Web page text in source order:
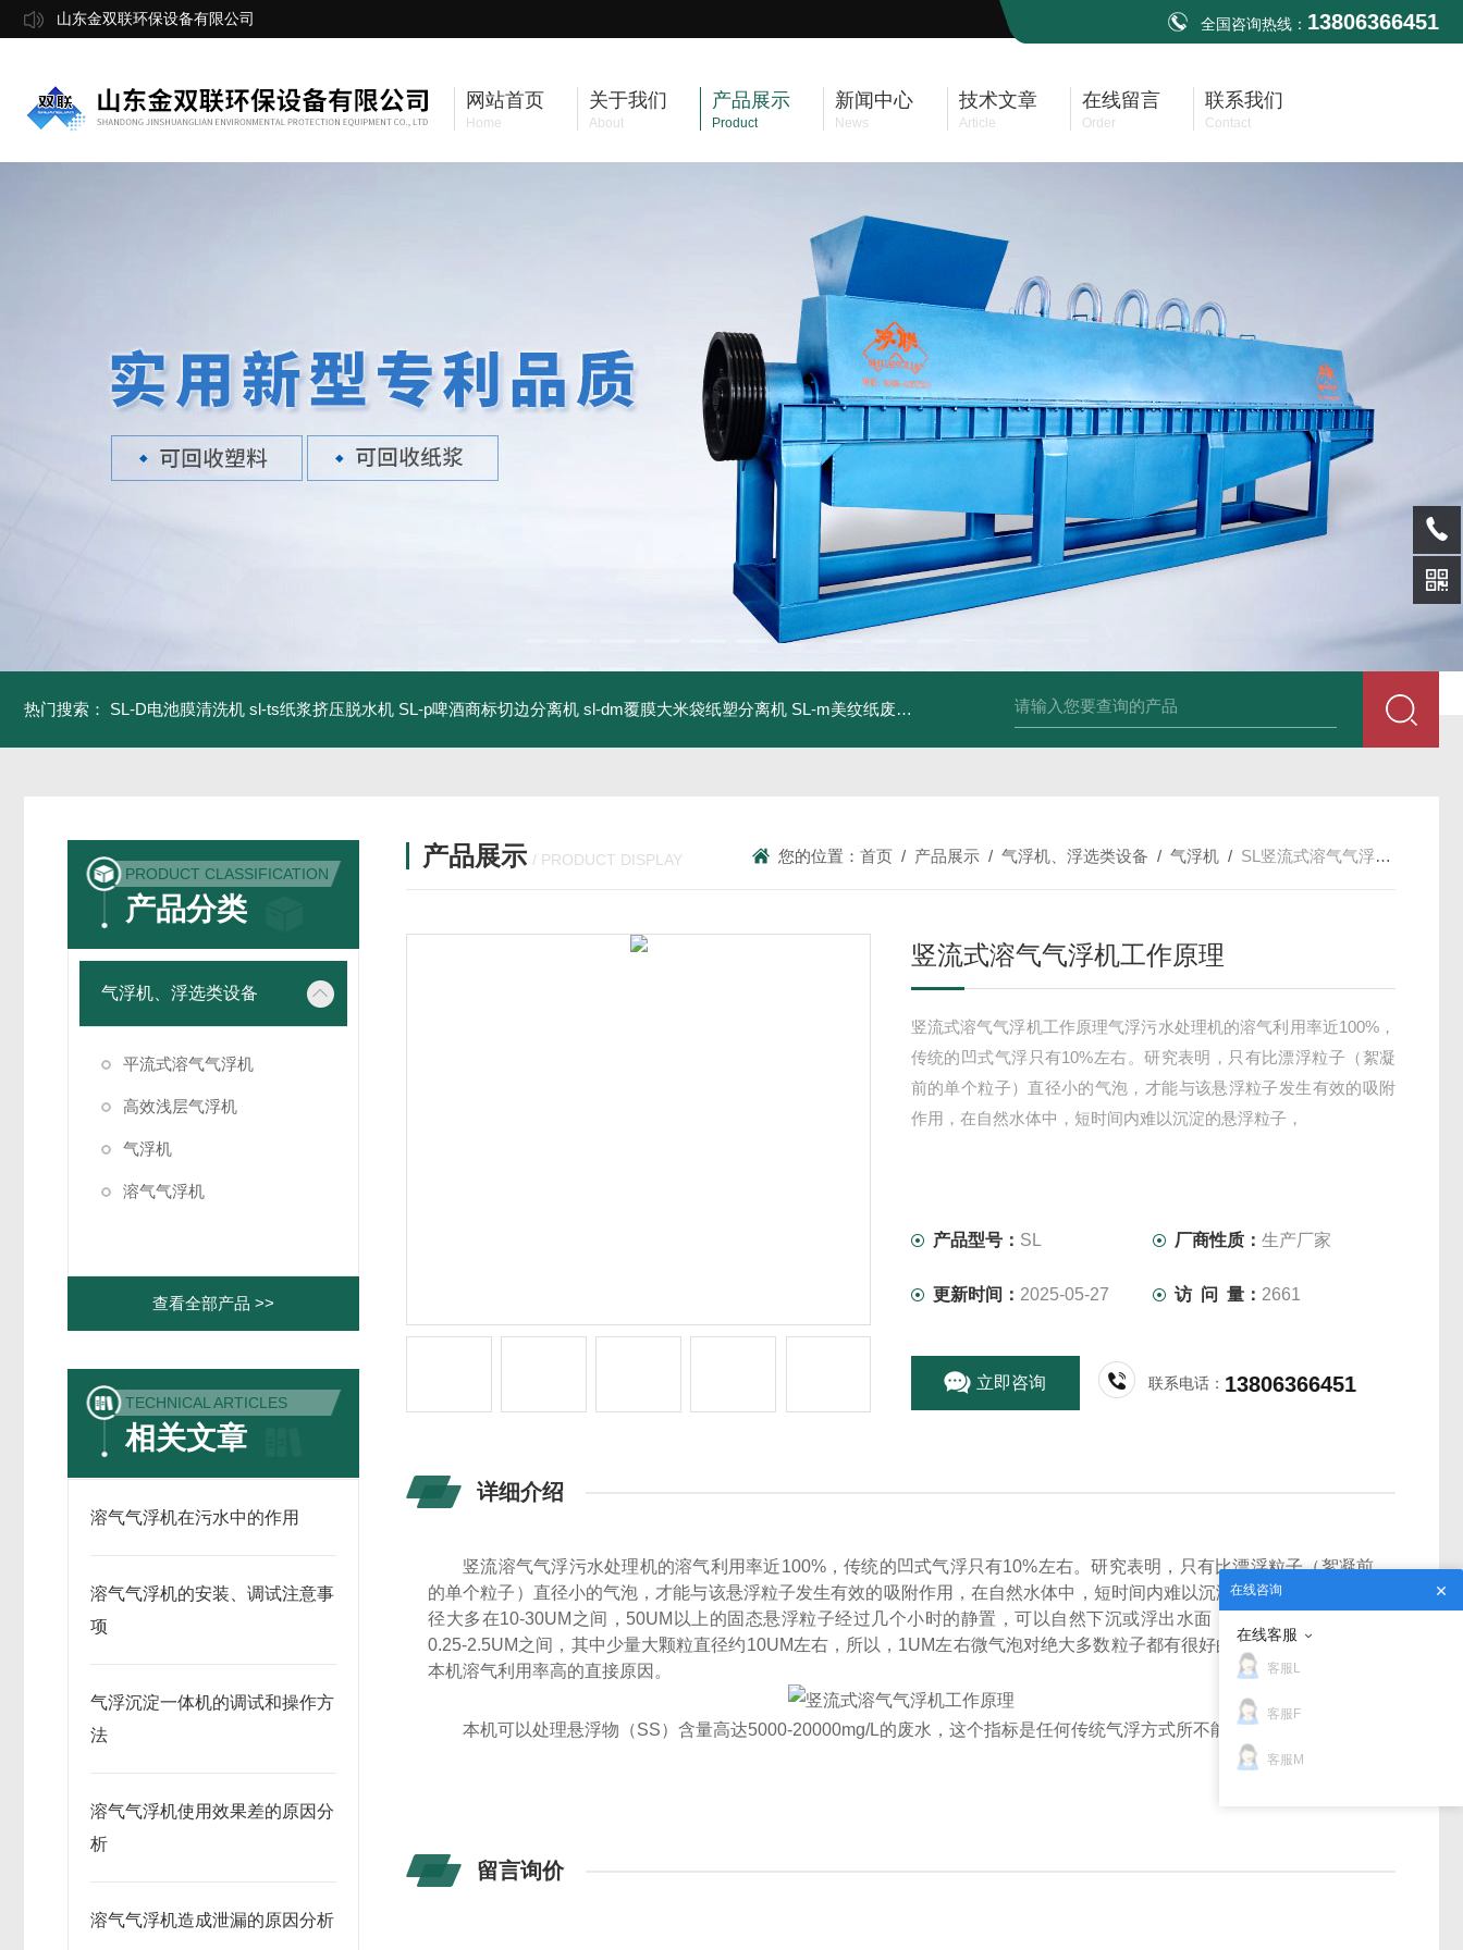
山东金双联环保设备有限公司 全国咨询热线： 13806366451
网站首页
Home
关于我们
About
产品展示
Product
新闻中心
News
技术文章
Article
在线留言
Order
联系我们
Contact
热门搜索： SL-D电池膜清洗机 sl-ts纸浆挤压脱水机 SL-p啤酒商标切边分离机 sl-dm覆膜大米袋纸塑分离机 SL-m美纹纸废料碎浆机 SL-p泡面盖纸塑分离机 sl-d镀铝膜分离清洗机 SL-wl转鼓式纸浆浓缩
PRODUCT CLASSIFICATION
产品分类
气浮机、浮选类设备
平流式溶气气浮机
高效浅层气浮机
气浮机
溶气气浮机
查看全部产品 >>
TECHNICAL ARTICLES
相关文章
溶气气浮机在污水中的作用
溶气气浮机的安装、调试注意事
项
气浮沉淀一体机的调试和操作方
法
溶气气浮机使用效果差的原因分
析
溶气气浮机造成泄漏的原因分析
产品展示 / PRODUCT DISPLAY 您的位置：首页 / 产品展示 /气浮机、浮选类设备 /气浮机 / SL竖流式溶气气浮机工作原理
竖流式溶气气浮机工作原理
竖流式溶气气浮机工作原理气浮污水处理机的溶气利用率近100%，
传统的凹式气浮只有10%左右。研究表明，只有比漂浮粒子（絮凝
前的单个粒子）直径小的气泡，才能与该悬浮粒子发生有效的吸附
作用，在自然水体中，短时间内难以沉淀的悬浮粒子，
产品型号： SL 厂商性质：生产厂家
更新时间： 2025-05-27 访 问 量： 2661
立即咨询 联系电话： 13806366451
详细介绍
竖流溶气气浮污水处理机的溶气利用率近100%，传统的凹式气浮只有10%左右。研究表明，只有比漂浮粒子（絮凝前
的单个粒子）直径小的气泡，才能与该悬浮粒子发生有效的吸附作用，在自然水体中，短时间内难以沉淀的悬浮粒子，其直
径大多在10-30UM之间，50UM以上的固态悬浮粒子经过几个小时的静置，可以自然下沉或浮出水面，乳化液粒子直径在
0.25-2.5UM之间，其中少量大颗粒直径约10UM左右，所以，1UM左右微气泡对绝大多数粒子都有很好的吸附作用，这也是
本机溶气利用率高的直接原因。
本机可以处理悬浮物（SS）含量高达5000-20000mg/L的废水，这个指标是任何传统气浮方式所不能达到的。
留言询价
在线咨询
在线客服
客服L
客服F
客服M